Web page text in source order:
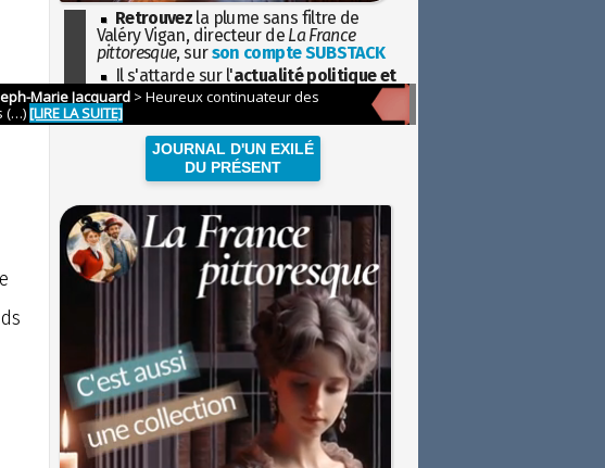
Retrouvez la plume sans filtre de
Valéry Vigan, directeur de La France
pittoresque, surson compte SUBSTACK
Il s'attarde sur l'actualité politique et
sociétaleavec la hauteur de vue de
l'Histoire
JOURNAL D'UN EXILÉ
DU PRÉSENT